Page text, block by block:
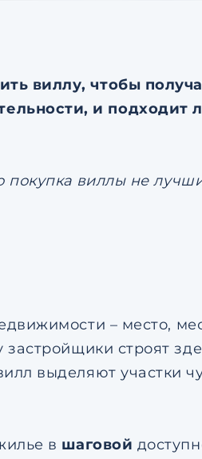
виллу, чтобы
и подходит
покупка виллы не
– место,
застройщики строят
выделяют участки
в шаговой